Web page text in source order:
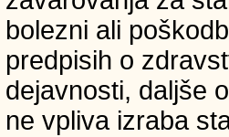
bolezni ali
predpisih o
dejavnosti, daljše
ne vpliva izraba